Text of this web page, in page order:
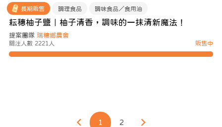
長期販售 調理食品 調味食品／食用油
耘穗柚子鹽｜柚子清香，調味的一抹清新魔法！
提案團隊 瑞穗鄉農會
關注人數 2221人 販售中
1 2